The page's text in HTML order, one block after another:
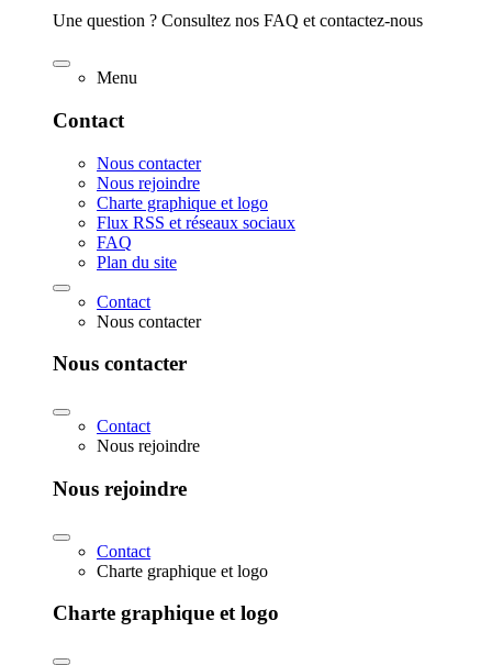
Une question ? Consultez nos FAQ et contactez-nous
Menu
Contact
Nous contacter
Nous rejoindre
Charte graphique et logo
Flux RSS et réseaux sociaux
FAQ
Plan du site
Contact
Nous contacter
Nous contacter
Contact
Nous rejoindre
Nous rejoindre
Contact
Charte graphique et logo
Charte graphique et logo